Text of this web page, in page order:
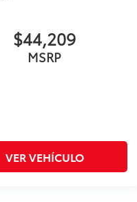
$44,209
MSRP
VER VEHÍCULO